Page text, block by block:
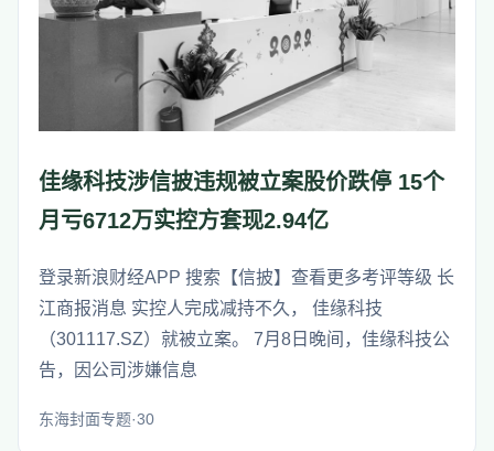
佳缘科技涉信披违规被立案股价跌停 15个
月亏6712万实控方套现2.94亿
登录新浪财经APP 搜索【信披】查看更多考评等级 长
江商报消息 实控人完成减持不久， 佳缘科技
（301117.SZ）就被立案。 7月8日晚间，佳缘科技公
告，因公司涉嫌信息
东海封面专题·30